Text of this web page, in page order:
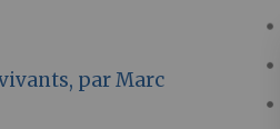
par Marc